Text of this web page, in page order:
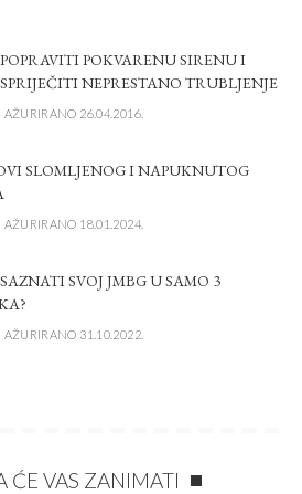
POKVARENU SIRENU I
NEPRESTANO TRUBLJENJE
26.04.2016.
SLOMLJENOG I NAPUKNUTOG
18.01.2024.
SVOJ JMBG U SAMO 3
31.10.2022.
ĆE VAS ZANIMATI